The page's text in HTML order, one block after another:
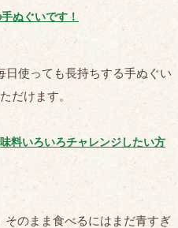
ぬぐいです！
日使っても長持ちする手ぬぐい
だけます。
料いろいろチャレンジしたい方
のまま食べるにはまだ青すぎ